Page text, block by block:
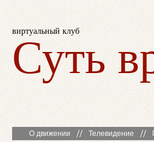
виртуальный клуб
Суть
О движении Телевидение